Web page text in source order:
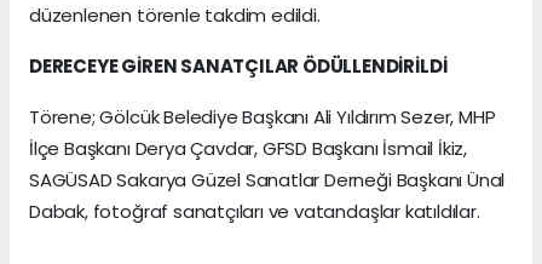
düzenlenen törenle takdim edildi.
DERECEYE GİREN SANATÇILAR ÖDÜLLENDİRİLDİ
Törene; Gölcük Belediye Başkanı Ali Yıldırım Sezer, MHP
İlçe Başkanı Derya Çavdar, GFSD Başkanı İsmail İkiz,
SAGÜSAD Sakarya Güzel Sanatlar Derneği Başkanı Ünal
Dabak, fotoğraf sanatçıları ve vatandaşlar katıldılar.